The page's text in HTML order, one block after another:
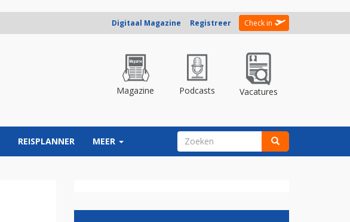
Digitaal Magazine Registreer Check in
Magazine Podcasts Vacatures
REISPLANNER MEER ZOEKVELD